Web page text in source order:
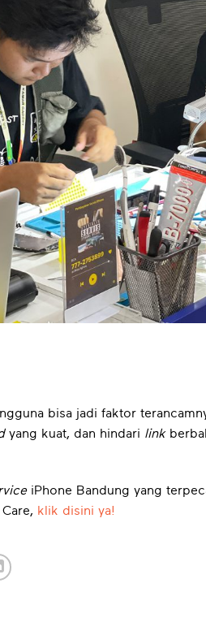
bisa jadi faktor
yang kuat, dan hindari link
iPhone Bandung yang
klik disini ya!